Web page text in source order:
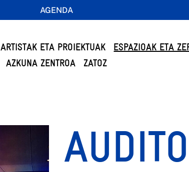
AGENDA
ARTISTAK ETA PROIEKTUAK
ESPAZIOAK ETA
AZKUNA ZENTROA
ZATOZ